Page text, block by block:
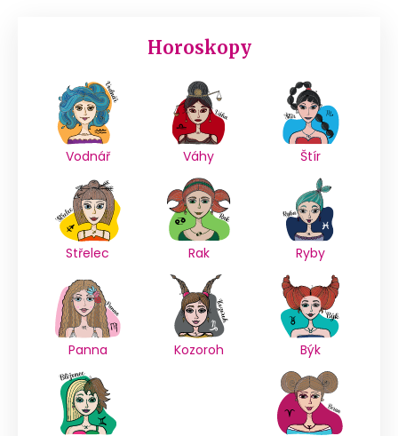
Horoskopy
Vodnář Váhy Štír
Střelec Rak Ryby
Panna Kozoroh Býk